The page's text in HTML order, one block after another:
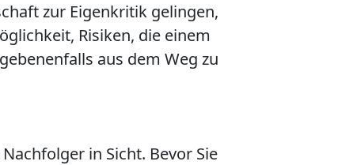
zur Eigenkritik gelingen,
Risiken, die einem
aus dem Weg zu
in Sicht. Bevor Sie